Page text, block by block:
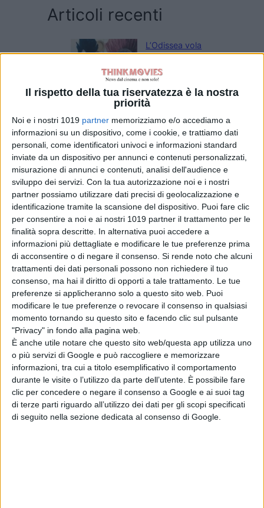
Il rispetto della tua riservatezza è la nostra
priorità
Noi e i nostri 1019 partner memorizziamo e/o accediamo a
informazioni su un dispositivo, come i cookie, e trattiamo dati
personali, come identificatori univoci e informazioni standard
inviate da un dispositivo per annunci e contenuti personalizzati,
misurazione di annunci e contenuti, analisi dell'audience e
sviluppo dei servizi. Con la tua autorizzazione noi e i nostri
partner possiamo utilizzare dati precisi di geolocalizzazione e
identificazione tramite la scansione del dispositivo. Puoi fare clic
per consentire a noi e ai nostri 1019 partner il trattamento per le
finalità sopra descritte. In alternativa puoi accedere a
informazioni più dettagliate e modificare le tue preferenze prima
di acconsentire o di negare il consenso. Si rende noto che alcuni
trattamenti dei dati personali possono non richiedere il tuo
consenso, ma hai il diritto di opporti a tale trattamento. Le tue
preferenze si applicheranno solo a questo sito web. Puoi
modificare le tue preferenze o revocare il consenso in qualsiasi
momento tornando su questo sito e facendo clic sul pulsante
"Privacy" in fondo alla pagina web.
È anche utile notare che questo sito web/questa app utilizza uno
o più servizi di Google e può raccogliere e memorizzare
informazioni, tra cui a titolo esemplificativo il comportamento
durante le visite o l’utilizzo da parte dell’utente. È possibile fare
clic per concedere o negare il consenso a Google e ai suoi tag
di terze parti riguardo all’utilizzo dei dati per gli scopi specificati
di seguito nella sezione dedicata al consenso di Google.
Articoli recenti
L’Odissea vola
Nolan torna ai
vertici del box
office
di Emanuela Giuliani
Sadie Sink parla
di Jean Grey:
“Non è una
cattiva”, il nuovo
volto degli X-Men
nel MCU
di Emanuela Giuliani
Il fumettista
Spugna firma il
poster della 26ª
edizione del
Trieste
Science+Fiction
Festival
di La Redazione
Serpenti: il trailer
e il poster
con Leonardo Lidi
Borghi
LION: su Disney+
la storia vera del
cucciolo di leone